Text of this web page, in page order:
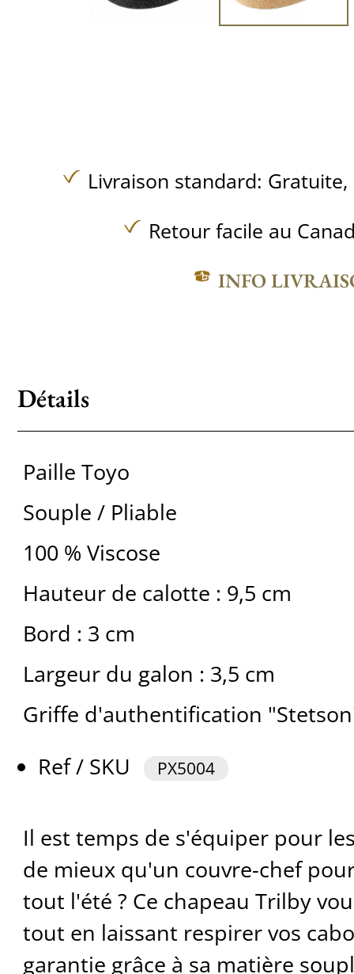
Livraison standard: Gratuite,
Retour facile au
INFO
Détails
Paille Toyo
Souple / Pliable
100 % Viscose
Hauteur de calotte : 9,5 cm
Bord : 3 cm
Largeur du galon : 3,5 cm
Griffe d'authentification
Ref / SKU
PX5004
Il est temps de s'équiper pour
de mieux qu'un couvre-chef
tout l'été ? Ce chapeau Trilby
tout en laissant respirer vos
garantie grâce à sa matière